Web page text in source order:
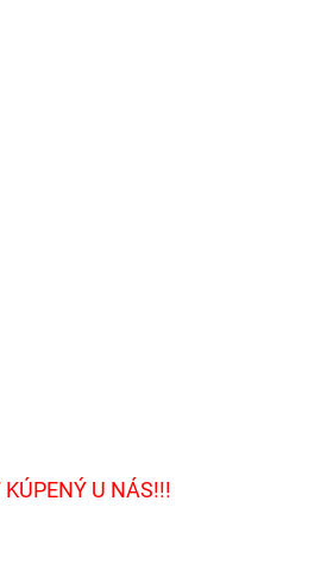
U NÁS!!!